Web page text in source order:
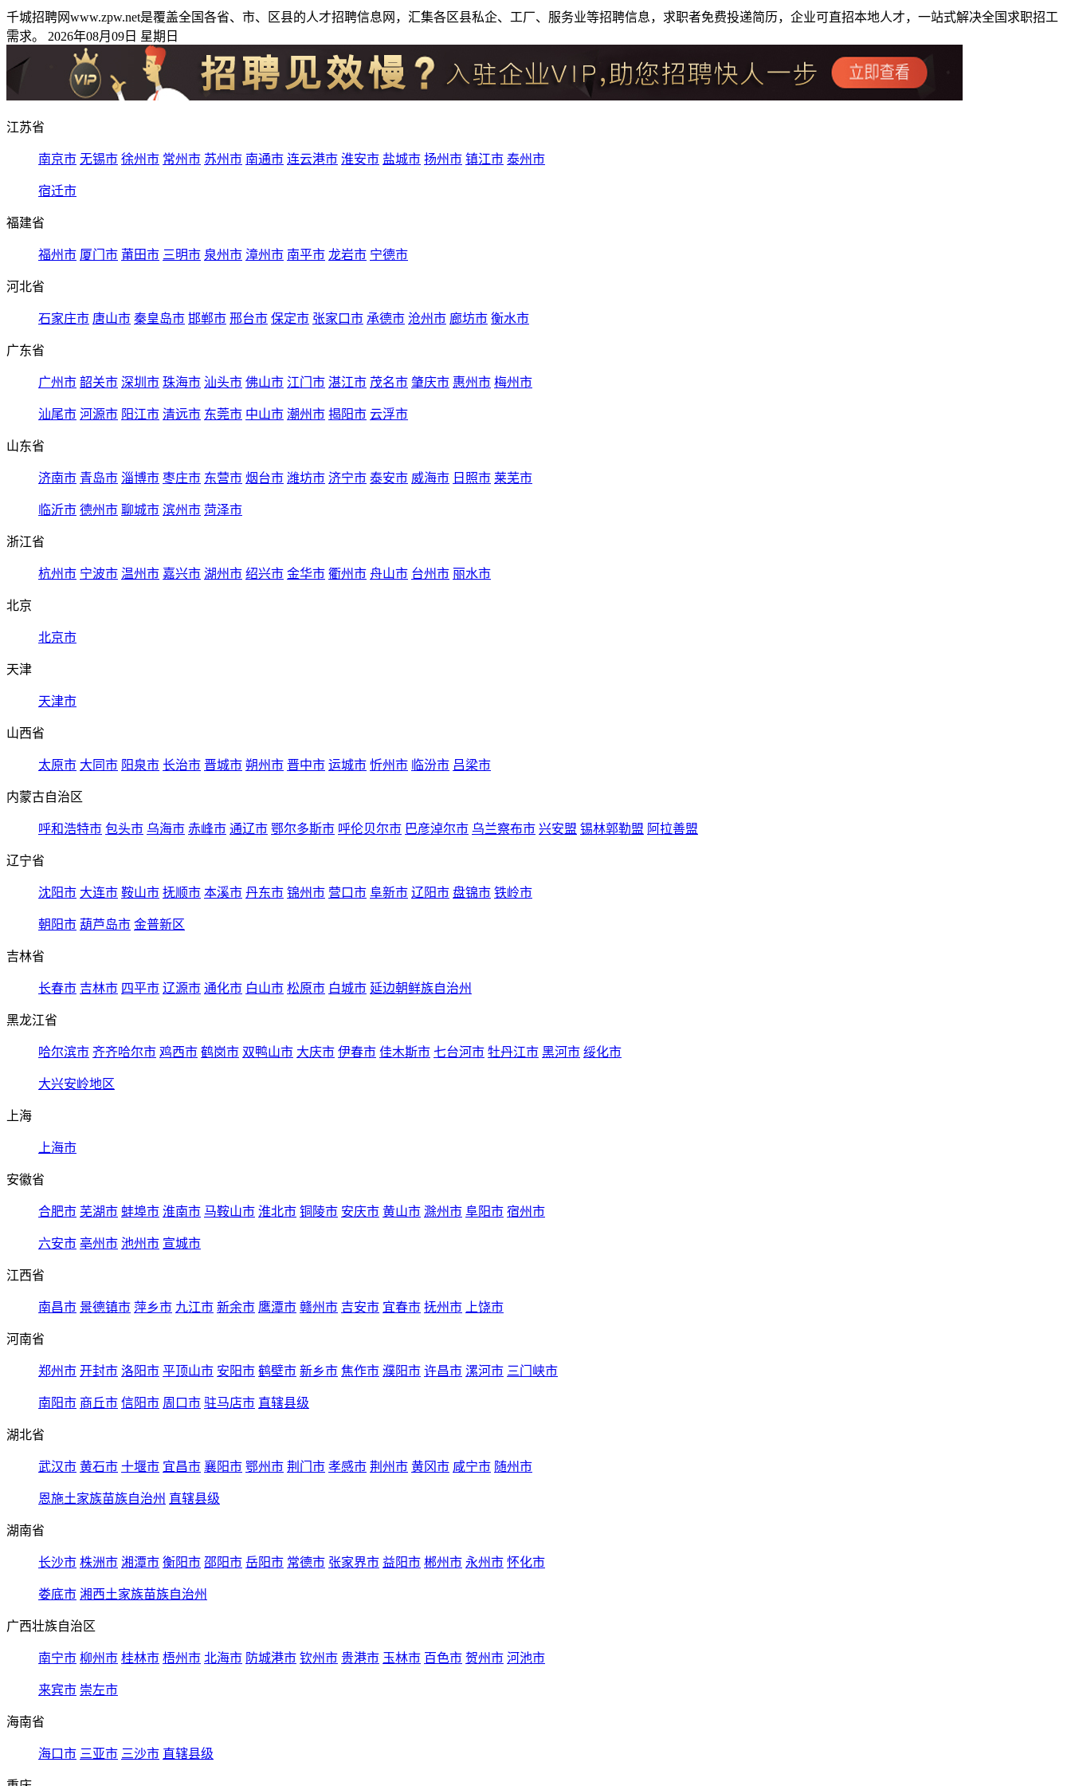
千城招聘网www.zpw.net是覆盖全国各省、市、区县的人才招聘信息网，汇集各区县私企、工厂、服务业等招聘信息，求职者免费投递简历，企业可直招本地人才，一站式解决全国求职招工
需求。 2026年08月09日 星期日
江苏省
南京市 无锡市 徐州市 常州市 苏州市 南通市 连云港市 淮安市 盐城市 扬州市 镇江市 泰州市
宿迁市
福建省
福州市 厦门市 莆田市 三明市 泉州市 漳州市 南平市 龙岩市 宁德市
河北省
石家庄市 唐山市 秦皇岛市 邯郸市 邢台市 保定市 张家口市 承德市 沧州市 廊坊市 衡水市
广东省
广州市 韶关市 深圳市 珠海市 汕头市 佛山市 江门市 湛江市 茂名市 肇庆市 惠州市 梅州市
汕尾市 河源市 阳江市 清远市 东莞市 中山市 潮州市 揭阳市 云浮市
山东省
济南市 青岛市 淄博市 枣庄市 东营市 烟台市 潍坊市 济宁市 泰安市 威海市 日照市 莱芜市
临沂市 德州市 聊城市 滨州市 菏泽市
浙江省
杭州市 宁波市 温州市 嘉兴市 湖州市 绍兴市 金华市 衢州市 舟山市 台州市 丽水市
北京
北京市
天津
天津市
山西省
太原市 大同市 阳泉市 长治市 晋城市 朔州市 晋中市 运城市 忻州市 临汾市 吕梁市
内蒙古自治区
呼和浩特市 包头市 乌海市 赤峰市 通辽市 鄂尔多斯市 呼伦贝尔市 巴彦淖尔市 乌兰察布市 兴安盟 锡林郭勒盟 阿拉善盟
辽宁省
沈阳市 大连市 鞍山市 抚顺市 本溪市 丹东市 锦州市 营口市 阜新市 辽阳市 盘锦市 铁岭市
朝阳市 葫芦岛市 金普新区
吉林省
长春市 吉林市 四平市 辽源市 通化市 白山市 松原市 白城市 延边朝鲜族自治州
黑龙江省
哈尔滨市 齐齐哈尔市 鸡西市 鹤岗市 双鸭山市 大庆市 伊春市 佳木斯市 七台河市 牡丹江市 黑河市 绥化市
大兴安岭地区
上海
上海市
安徽省
合肥市 芜湖市 蚌埠市 淮南市 马鞍山市 淮北市 铜陵市 安庆市 黄山市 滁州市 阜阳市 宿州市
六安市 亳州市 池州市 宣城市
江西省
南昌市 景德镇市 萍乡市 九江市 新余市 鹰潭市 赣州市 吉安市 宜春市 抚州市 上饶市
河南省
郑州市 开封市 洛阳市 平顶山市 安阳市 鹤壁市 新乡市 焦作市 濮阳市 许昌市 漯河市 三门峡市
南阳市 商丘市 信阳市 周口市 驻马店市 直辖县级
湖北省
武汉市 黄石市 十堰市 宜昌市 襄阳市 鄂州市 荆门市 孝感市 荆州市 黄冈市 咸宁市 随州市
恩施土家族苗族自治州 直辖县级
湖南省
长沙市 株洲市 湘潭市 衡阳市 邵阳市 岳阳市 常德市 张家界市 益阳市 郴州市 永州市 怀化市
娄底市 湘西土家族苗族自治州
广西壮族自治区
南宁市 柳州市 桂林市 梧州市 北海市 防城港市 钦州市 贵港市 玉林市 百色市 贺州市 河池市
来宾市 崇左市
海南省
海口市 三亚市 三沙市 直辖县级